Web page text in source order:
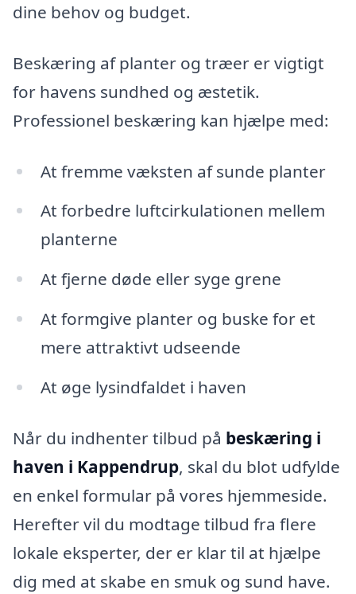
dine behov og budget.
Beskæring af planter og træer er vigtigt
for havens sundhed og æstetik.
Professionel beskæring kan hjælpe med:
At fremme væksten af sunde planter
At forbedre luftcirkulationen mellem
planterne
At fjerne døde eller syge grene
At formgive planter og buske for et
mere attraktivt udseende
At øge lysindfaldet i haven
Når du indhenter tilbud på beskæring i
haven i Kappendrup, skal du blot udfylde
en enkel formular på vores hjemmeside.
Herefter vil du modtage tilbud fra flere
lokale eksperter, der er klar til at hjælpe
dig med at skabe en smuk og sund have.